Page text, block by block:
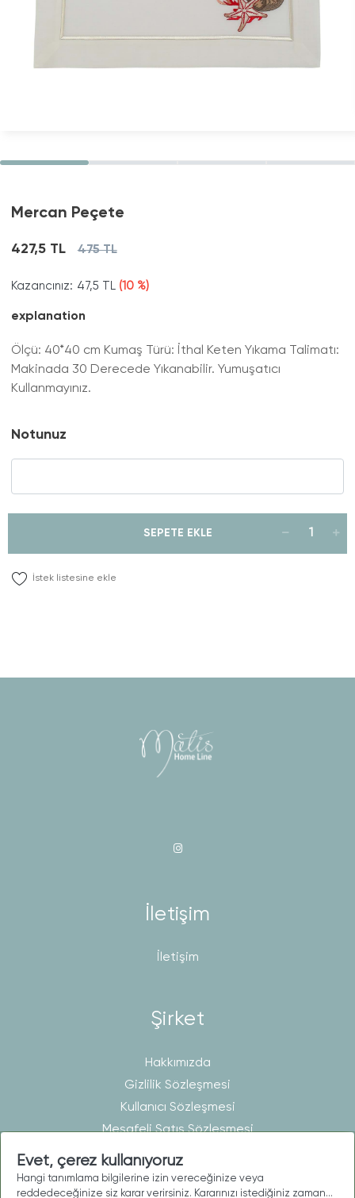
Mercan Peçete
427,5 TL 475 TL
Kazancınız: 47,5 TL (10 %)
explanation
Ölçü: 40*40 cm Kumaş Türü: İthal Keten Yıkama Talimatı:
Makinada 30 Derecede Yıkanabilir. Yumuşatıcı
Kullanmayınız.
Notunuz
SEPETE EKLE
İstek listesine ekle
İletişim
İletişim
Şirket
Hakkımızda
Gizlilik Sözleşmesi
Kullanıcı Sözleşmesi
Mesafeli Satış Sözleşmesi
Telif © 2026 MatisHomeLine. Tüm hakları saklıdır.
Evet, çerez kullanıyoruz
Hangi tanımlama bilgilerine izin vereceğinize veya
reddedeceğinize siz karar verirsiniz. Kararınızı istediğiniz zaman